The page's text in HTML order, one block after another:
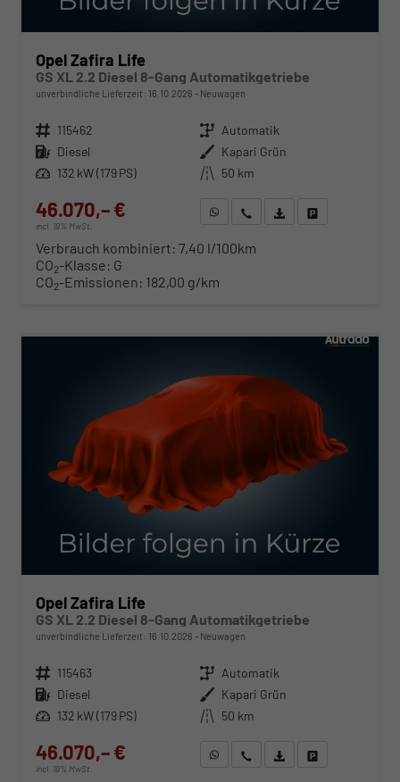
Opel Zafira Life
GS XL 2.2 Diesel 8-Gang Automatikgetriebe
unverbindliche Lieferzeit: 16.10.2026 Neuwagen
Fahrzeugnr. 115462 Getriebe Automatik
Kraftstoff Diesel Außenfarbe Kapari Grün
Leistung 132 kW (179 PS) Kilometerstand 50 km
46.070,– €
incl. 19% MwSt.
WhatsApp anfragen
Wir rufen Sie anFahrzeugexposé (PDF)
Verbrauch kombiniert: 7,40 l/100km
CO2-Klasse: G
CO2-Emissionen: 182,00 g/km
Opel Zafira Life
GS XL 2.2 Diesel 8-Gang Automatikgetriebe
unverbindliche Lieferzeit: 16.10.2026 Neuwagen
Fahrzeugnr. 115463 Getriebe Automatik
Kraftstoff Diesel Außenfarbe Kapari Grün
Leistung 132 kW (179 PS) Kilometerstand 50 km
46.070,– €
incl. 19% MwSt.
WhatsApp anfragen
Wir rufen Sie anFahrzeugexposé (PDF)